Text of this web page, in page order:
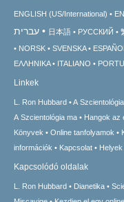
ENGLISH (US/International)
עברית 日本語 РУССКИЙ
NORSK
SVENSKA
ΕΛΛΗΝΙΚA
ITALIANO
Linkek
L. Ron Hubbard A
A Szcientológia ma
Hangok az
Könyvek
Online tanfolyamok
információk
Kapcsolat Helyek
Kapcsolódó oldalak
L. Ron Hubbard Dianetika